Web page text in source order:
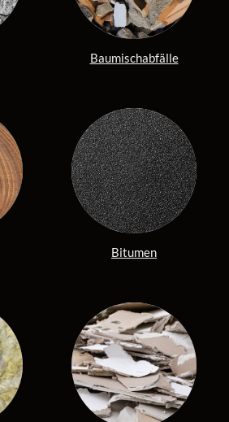
Baumischabfälle
Bitumen